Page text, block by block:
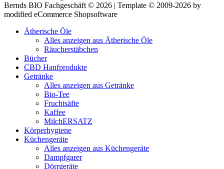
Bernds BIO Fachgeschäft © 2026 | Template © 2009-2026 by
modified eCommerce Shopsoftware
Ätherische Öle
Alles anzeigen aus Ätherische Öle
Räucherstäbchen
Bücher
CBD Hanfprodukte
Getränke
Alles anzeigen aus Getränke
Bio-Tee
Fruchtsäfte
Kaffee
MilchERSATZ
Körperhygiene
Küchengeräte
Alles anzeigen aus Küchengeräte
Dampfgarer
Dörrgeräte